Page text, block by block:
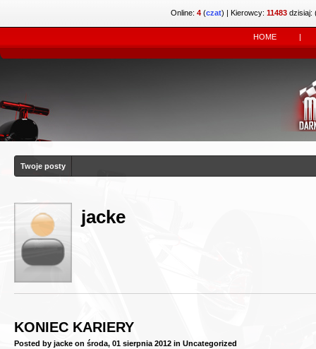
| Kierowcy: 11483 dzisiaj:
Online: 4 (czat)
HOME |
Twoje posty
jacke
KONIEC KARIERY
Posted by jacke on środa, 01 sierpnia 2012 in Uncategorized